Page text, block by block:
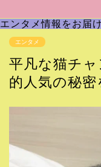
エンタメ情報をお届け
エンタメ
平凡な猫チ
的人気の秘